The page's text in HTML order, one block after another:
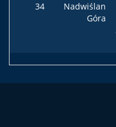
34
Nadwiślan
Góra